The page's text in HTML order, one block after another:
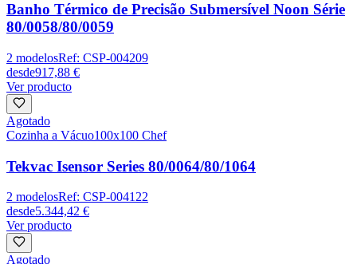
Banho Térmico de Precisão Submersível Noon Série
80/0058/80/0059
2 modelosRef: CSP-004209
desde917,88 €
Ver producto
Agotado
Cozinha a Vácuo100x100 Chef
Tekvac Isensor Series 80/0064/80/1064
2 modelosRef: CSP-004122
desde5.344,42 €
Ver producto
Agotado